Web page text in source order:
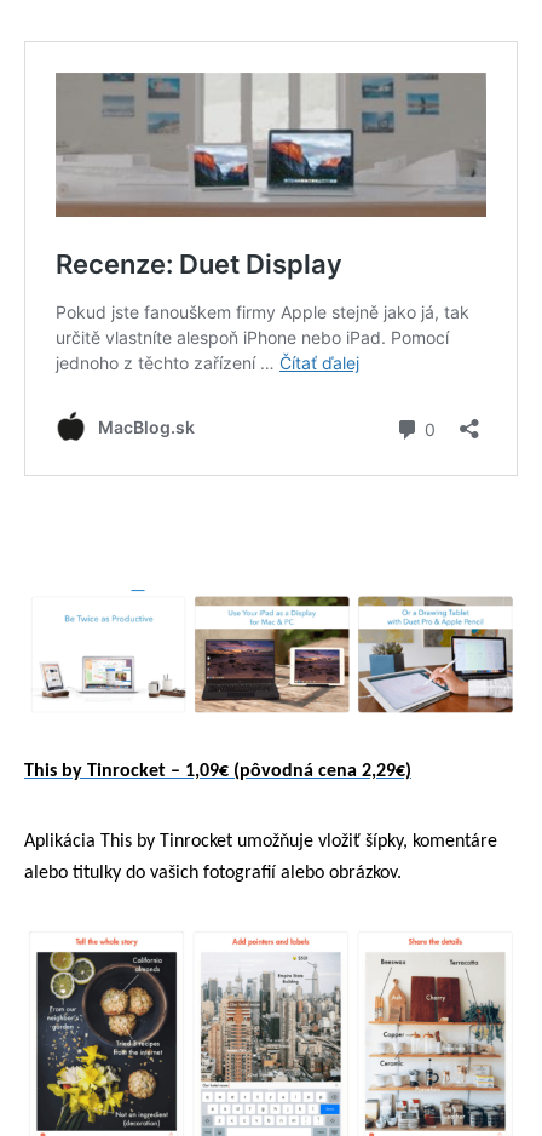
This by Tinrocket – 1,09€ (pôvodná cena 2,29€)
Aplikácia This by Tinrocket umožňuje vložiť šípky, komentáre
alebo titulky do vašich fotografií alebo obrázkov.